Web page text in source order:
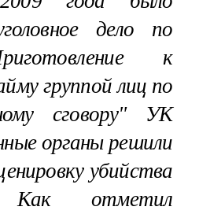
дело по
к
группой лиц по
сговору" УК
органы решили
убийства
Как отметил